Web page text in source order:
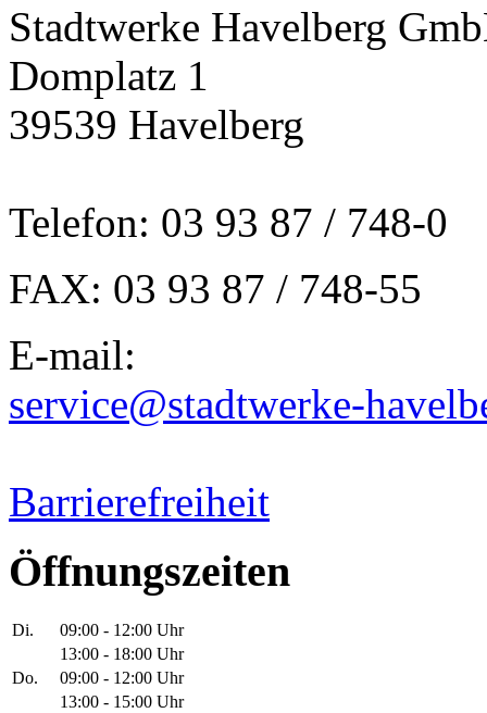
Stadtwerke Havelberg
Domplatz 1
39539 Havelberg
Telefon: 03 93 87 / 748-0
FAX: 03 93 87 / 748-55
E-mail:
service@stadtwerke-
Barrierefreiheit
Öffnungszeiten
Di.
09:00 - 12:00 Uhr
13:00 - 18:00 Uhr
Do.
09:00 - 12:00 Uhr
13:00 - 15:00 Uhr